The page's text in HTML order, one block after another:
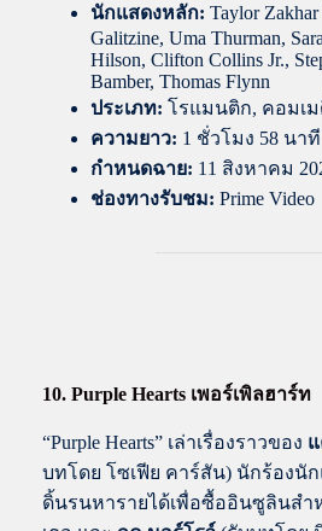
นักแสดงหลัก: Taylor
Galitzine, Uma Thurman,
Hilson, Clifton Collins Jr.,
Bamber, Thomas Flynn
ประเภท: โรแมนติก, คอมเม
ความยาว: 1 ชั่วโมง 58 นาที
กำหนดฉาย: 11 สิงหาคม
ช่องทางรับชม: Prime Video
10. Purple Hearts เพอร์เพิลฮาร์ท
“Purple Hearts” เล่าเรื่องราวของ
บทโดย โซเฟีย คาร์สัน) นักร้องนั
ดิ้นรนหารายได้เพื่อซื้ออินซูลินสำ